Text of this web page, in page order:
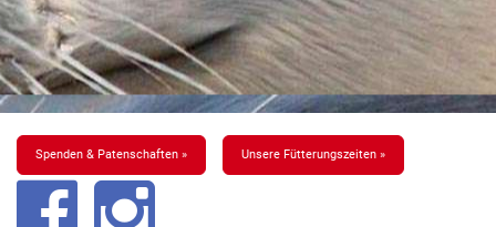
Spenden & Patenschaften » Unsere Fütterungszeiten »